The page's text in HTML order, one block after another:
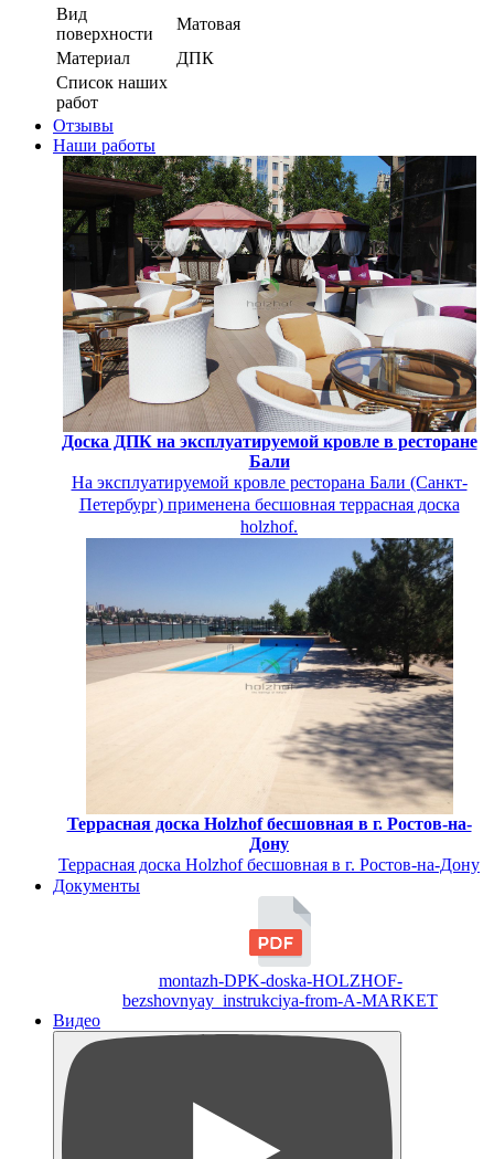
Вид
поверхности
Матовая
Материал
ДПК
Список наших
работ
Отзывы
Наши работы
Доска ДПК на эксплуатируемой кровле в ресторане
Бали
На эксплуатируемой кровле ресторана Бали (Санкт-
Петербург) применена бесшовная террасная доска
holzhof.
Террасная доска Holzhof бесшовная в г. Ростов-на-
Дону
Террасная доска Holzhof бесшовная в г. Ростов-на-Дону
Документы
montazh-DPK-doska-HOLZHOF-
bezshovnyay_instrukciya-from-A-MARKET
Видео